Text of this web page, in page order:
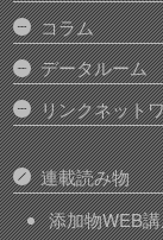
コラム
データルーム
リンクネット
連載読み物
添加物WEB